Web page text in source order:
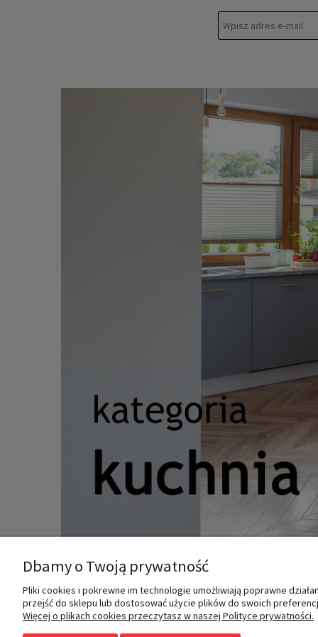
MOJE KONTO INFORMACJE
Dbamy o Twoją prywatność
Pliki cookies i pokrewne im technologie umożliwiają poprawne
przejść do sklepu lub dostosować użycie plików do swoich
Więcej o plikach cookies przeczytasz w naszej Polityce prywatności.